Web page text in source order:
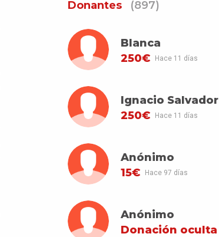
Donantes (897)
Blanca
250€
Hace 11 días
Ignacio Salvador
250€
Hace 11 días
Anónimo
15€
Hace 97 días
Anónimo
Donación oculta